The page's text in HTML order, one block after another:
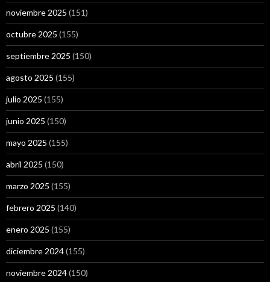
noviembre 2025 (151)
octubre 2025 (155)
septiembre 2025 (150)
agosto 2025 (155)
julio 2025 (155)
junio 2025 (150)
mayo 2025 (155)
abril 2025 (150)
marzo 2025 (155)
febrero 2025 (140)
enero 2025 (155)
diciembre 2024(155)
noviembre 2024(150)